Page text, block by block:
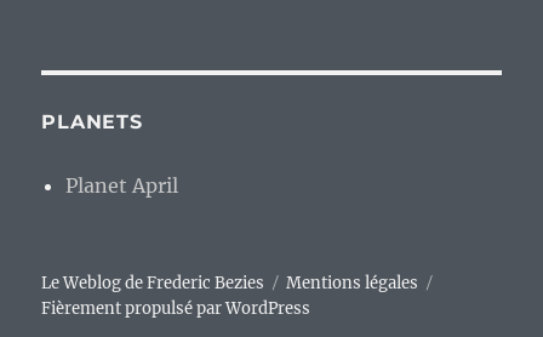
PLANETS
Planet April
Le Weblog de Frederic Bezies
Mentions légales
Fièrement propulsé par WordPress